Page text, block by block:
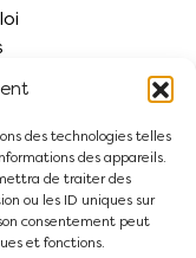
des technologies telles
des appareils.
de traiter des
ou les ID uniques sur
consentement peut
et fonctions.